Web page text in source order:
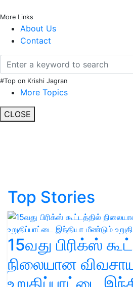
More Links
About Us
Contact
#Top on Krishi Jagran
More Topics
CLOSE
Top Stories
15வது பிரிக்ஸ்
நிலையான